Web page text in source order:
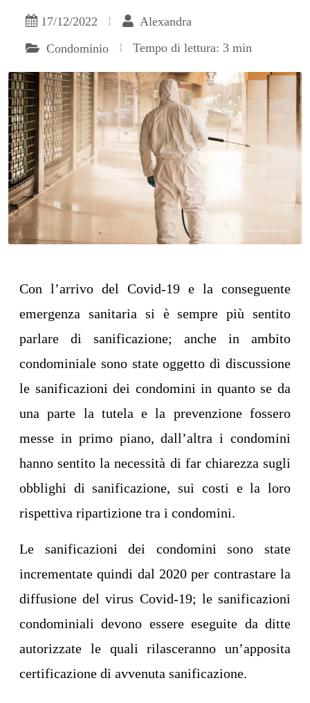
17/12/2022
Alexandra
Condominio
Tempo di lettura: 3 min
Con l’arrivo del Covid-19 e la conseguente
emergenza sanitaria si è sempre più sentito
parlare di sanificazione; anche in ambito
condominiale sono state oggetto di discussione
le sanificazioni dei condomini in quanto se da
una parte la tutela e la prevenzione fossero
messe in primo piano, dall’altra i condomini
hanno sentito la necessità di far chiarezza sugli
obblighi di sanificazione, sui costi e la loro
rispettiva ripartizione tra i condomini.
Le sanificazioni dei condomini sono state
incrementate quindi dal 2020 per contrastare la
diffusione del virus Covid-19; le sanificazioni
condominiali devono essere eseguite da ditte
autorizzate le quali rilasceranno un’apposita
certificazione di avvenuta sanificazione.